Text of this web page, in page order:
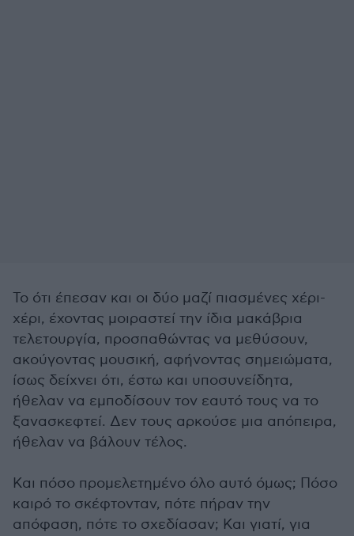
Το ότι έπεσαν και οι δύο μαζί πιασμένες χέρι-
χέρι, έχοντας μοιραστεί την ίδια μακάβρια
τελετουργία, προσπαθώντας να μεθύσουν,
ακούγοντας μουσική, αφήνοντας σημειώματα,
ίσως δείχνει ότι, έστω και υποσυνείδητα,
ήθελαν να εμποδίσουν τον εαυτό τους να το
ξανασκεφτεί. Δεν τους αρκούσε μια απόπειρα,
ήθελαν να βάλουν τέλος.
Και πόσο προμελετημένο όλο αυτό όμως; Πόσο
καιρό το σκέφτονταν, πότε πήραν την
απόφαση, πότε το σχεδίασαν; Και γιατί, για